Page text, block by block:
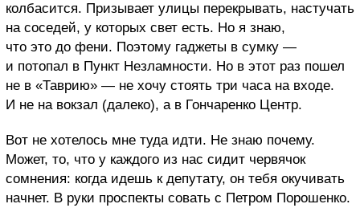
колбасится. Призывает улицы перекрывать, настучать
на соседей, у которых свет есть. Но я знаю,
что это до фени. Поэтому гаджеты в сумку —
и потопал в Пункт Незламности. Но в этот раз пошел
не в «Таврию» — не хочу стоять три часа на входе.
И не на вокзал (далеко), а в Гончаренко Центр.
Вот не хотелось мне туда идти. Не знаю почему.
Может, то, что у каждого из нас сидит червячок
сомнения: когда идешь к депутату, он тебя окучивать
начнет. В руки проспекты совать с Петром Порошенко.